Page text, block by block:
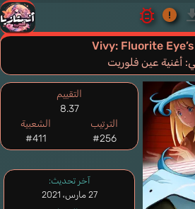
Vivy: Fluorite
أغنية عين فلوريت
آخر تحديث:
27 مارس، 2021
التقييم
8.37
الترتيب
#256
الشعبية
#411